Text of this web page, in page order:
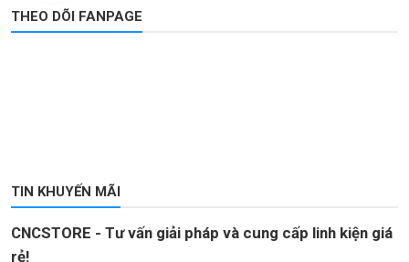
THEO DÕI FANPAGE
TIN KHUYẾN MÃI
CNCSTORE - Tư vấn giải pháp và cung cấp linh kiện giá
rẻ!